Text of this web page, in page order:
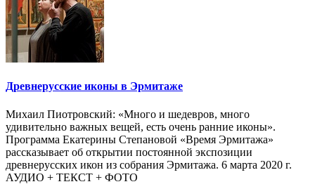
Древнерусские иконы в Эрмитаже
Михаил Пиотровский: «Много и шедевров, много
удивительно важных вещей, есть очень ранние иконы».
Программа Екатерины Степановой «Время Эрмитажа»
рассказывает об открытии постоянной экспозиции
древнерусских икон из собрания Эрмитажа. 6 марта 2020 г.
АУДИО + ТЕКСТ + ФОТО